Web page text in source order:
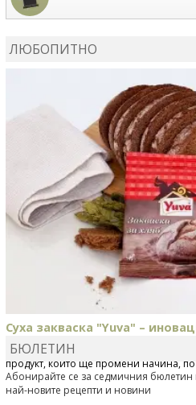
ЛЮБОПИТНО
Суха закваска "Yuva" –
Отскоро Лесафр България стартира
продукт, който ще промени начина, по
БЮЛЕТИН
Абонирайте се за седмичния бюлетин
най-новите рецепти и новини